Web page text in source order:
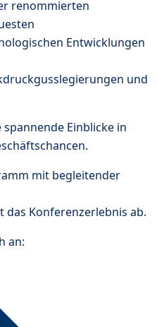
renommierten
Entwicklungen
und
Einblicke in
mit begleitender
das Konferenzerlebnis ab.
an: